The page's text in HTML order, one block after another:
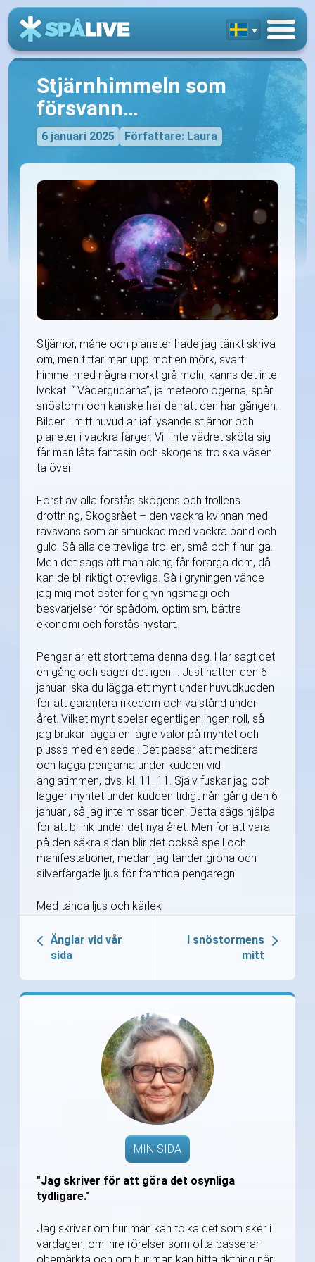
Stjärnhimmeln som
försvann…
6 januari 2025 Författare: Laura
Stjärnor, måne och planeter hade jag tänkt skriva
om, men tittar man upp mot en mörk, svart
himmel med några mörkt grå moln, känns det inte
lyckat. “ Vädergudarna”, ja meteorologerna, spår
snöstorm och kanske har de rätt den här gången.
Bilden i mitt huvud är iaf lysande stjärnor och
planeter i vackra färger. Vill inte vädret sköta sig
får man låta fantasin och skogens trolska väsen
ta över.
Först av alla förstås skogens och trollens
drottning, Skogsrået – den vackra kvinnan med
rävsvans som är smuckad med vackra band och
guld. Så alla de trevliga trollen, små och finurliga.
Men det sägs att man aldrig får förarga dem, då
kan de bli riktigt otrevliga. Så i gryningen vände
jag mig mot öster för gryningsmagi och
besvärjelser för spådom, optimism, bättre
ekonomi och förstås nystart.
Pengar är ett stort tema denna dag. Har sagt det
en gång och säger det igen…. Just natten den 6
januari ska du lägga ett mynt under huvudkudden
för att garantera rikedom och välstånd under
året. Vilket mynt spelar egentligen ingen roll, så
jag brukar lägga en lägre valör på myntet och
plussa med en sedel. Det passar att meditera
och lägga pengarna under kudden vid
änglatimmen, dvs. kl. 11. 11. Själv fuskar jag och
lägger myntet under kudden tidigt nån gång den 6
januari, så jag inte missar tiden. Detta sägs hjälpa
för att bli rik under det nya året. Men för att vara
på den säkra sidan blir det också spell och
manifestationer, medan jag tänder gröna och
silverfärgade ljus för framtida pengaregn.
Med tända ljus och kärlek
Änglar vid vår
sida
I snöstormens
mitt
MIN SIDA
"Jag skriver för att göra det osynliga
tydligare."
Jag skriver om hur man kan tolka det som sker i
vardagen, om inre rörelser som ofta passerar